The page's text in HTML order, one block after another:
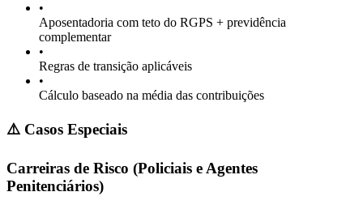
•
Aposentadoria com teto do RGPS + previdência
complementar
•
Regras de transição aplicáveis
•
Cálculo baseado na média das contribuições
⚠️ Casos Especiais
Carreiras de Risco (Policiais e Agentes
Penitenciários)